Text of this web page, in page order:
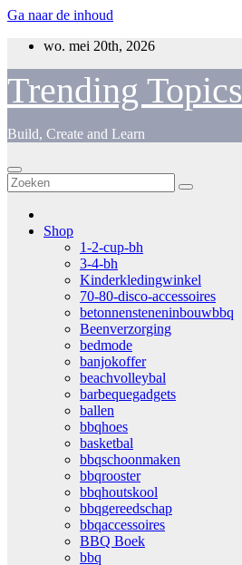
Ga naar de inhoud
wo. mei 20th, 2026
Trending Topics
Build, Create and Learn
Shop
1-2-cup-bh
3-4-bh
Kinderkledingwinkel
70-80-disco-accessoires
betonnensteneninbouwbbq
Beenverzorging
bedmode
banjokoffer
beachvolleybal
barbequegadgets
ballen
bbqhoes
basketbal
bbqschoonmaken
bbqrooster
bbqhoutskool
bbqgereedschap
bbqaccessoires
BBQ Boek
bbq